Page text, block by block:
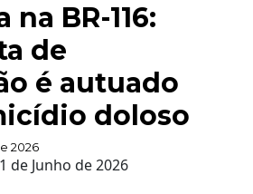
na BR-116:
de
é autuado
doloso
2026
de Junho de 2026